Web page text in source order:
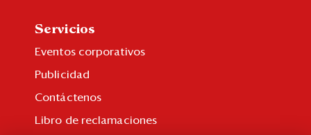
Servicios
Eventos corporativos
Publicidad
Contáctenos
Libro de reclamaciones